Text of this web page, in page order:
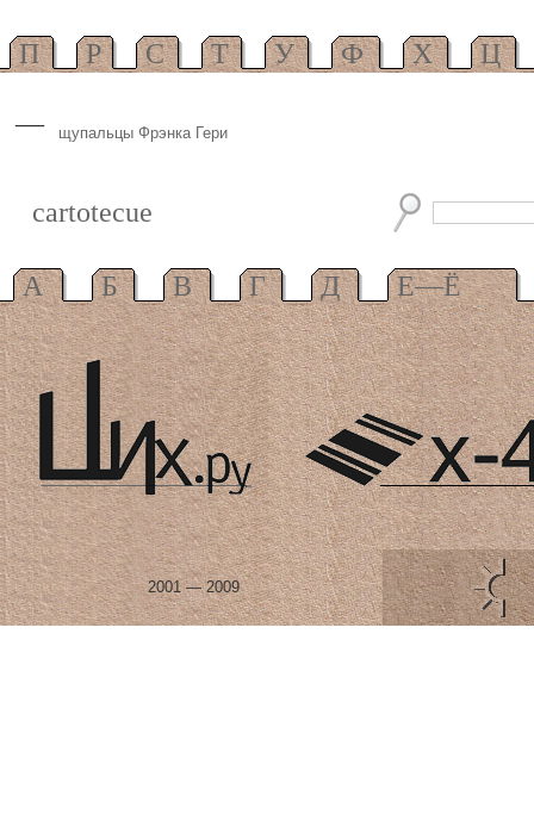
П Р С Т У Ф Х Ц
— щупальцы Фрэнка Гери
cartotecue
А Б В Г Д Е—Ё
2001 — 2009